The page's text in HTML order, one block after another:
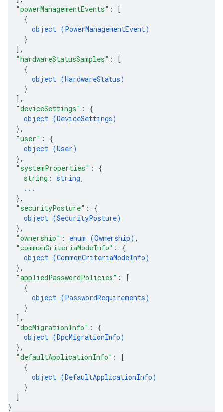
"powerManagementEvents" :
[
{
object (PowerManagementEvent)
}
] ,
"hardwareStatusSamples" :
[
{
object (HardwareStatus)
}
] ,
"deviceSettings" : {
object (DeviceSettings)
},
"user" : {
object (User)
},
"systemProperties" : {
string : string,
...
},
"securityPosture" : {
object (SecurityPosture)
},
"ownership" : enum (Ownership) ,
"commonCriteriaModeInfo" : {
object (CommonCriteriaModeInfo)
},
"appliedPasswordPolicies" :
[
{
object (PasswordRequirements)
}
] ,
"dpcMigrationInfo" : {
object (DpcMigrationInfo)
},
"defaultApplicationInfo" :
[
{
object (DefaultApplicationInfo)
}
]
}